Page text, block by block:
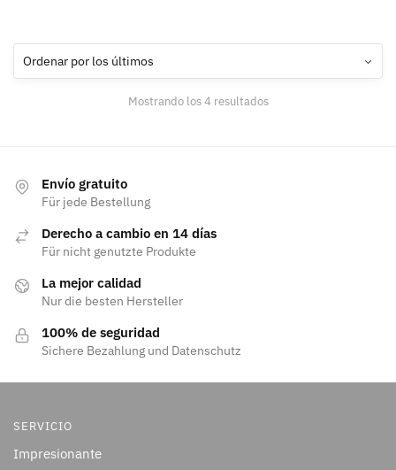
Mostrando los 4 resultados
Envío gratuito
Für jede Bestellung
Derecho a cambio en 14 días
Für nicht genutzte Produkte
La mejor calidad
Nur die besten Hersteller
100% de seguridad
Sichere Bezahlung und Datenschutz
SERVICIO
Impresionante